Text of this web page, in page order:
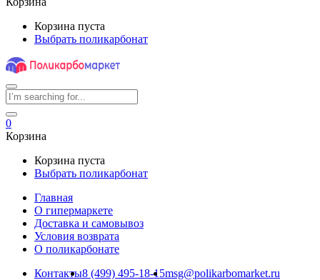
Корзина пуста
Выбрать поликарбонат
0
Корзина
Корзина пуста
Выбрать поликарбонат
Главная
О гипермаркете
Доставка и самовывоз
Условия возврата
О поликарбонате
Контакты8 (499) 495-18-15msg@polikarbomarket.ru